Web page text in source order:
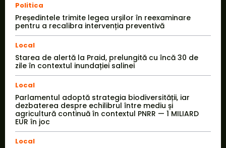
Politica
Președintele trimite legea urșilor în reexaminare
pentru a recalibra intervenția preventivă
Local
Starea de alertă la Praid, prelungită cu încă 30 de
zile în contextul inundației salinei
Local
Parlamentul adoptă strategia biodiversității, iar
dezbaterea despre echilibrul între mediu și
agricultură continuă în contextul PNRR — 1 MILIARD
EUR în joc
Local